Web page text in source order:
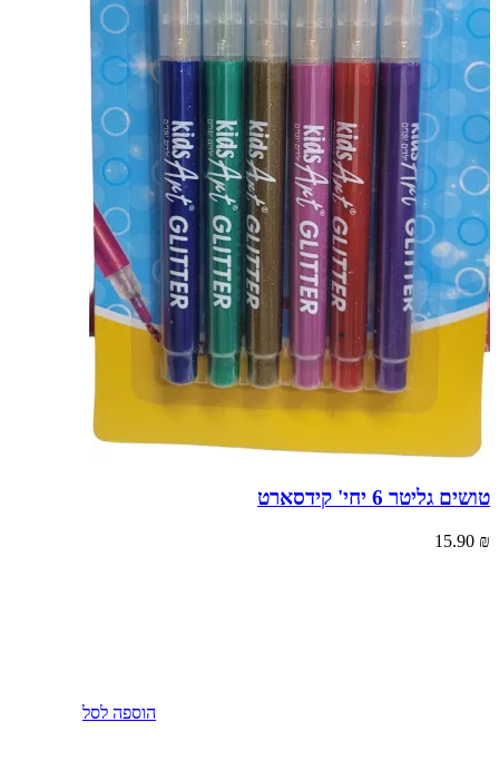
טושים גליטר 6 יחי' קידסארט
15.90 ₪
הוספה לסל